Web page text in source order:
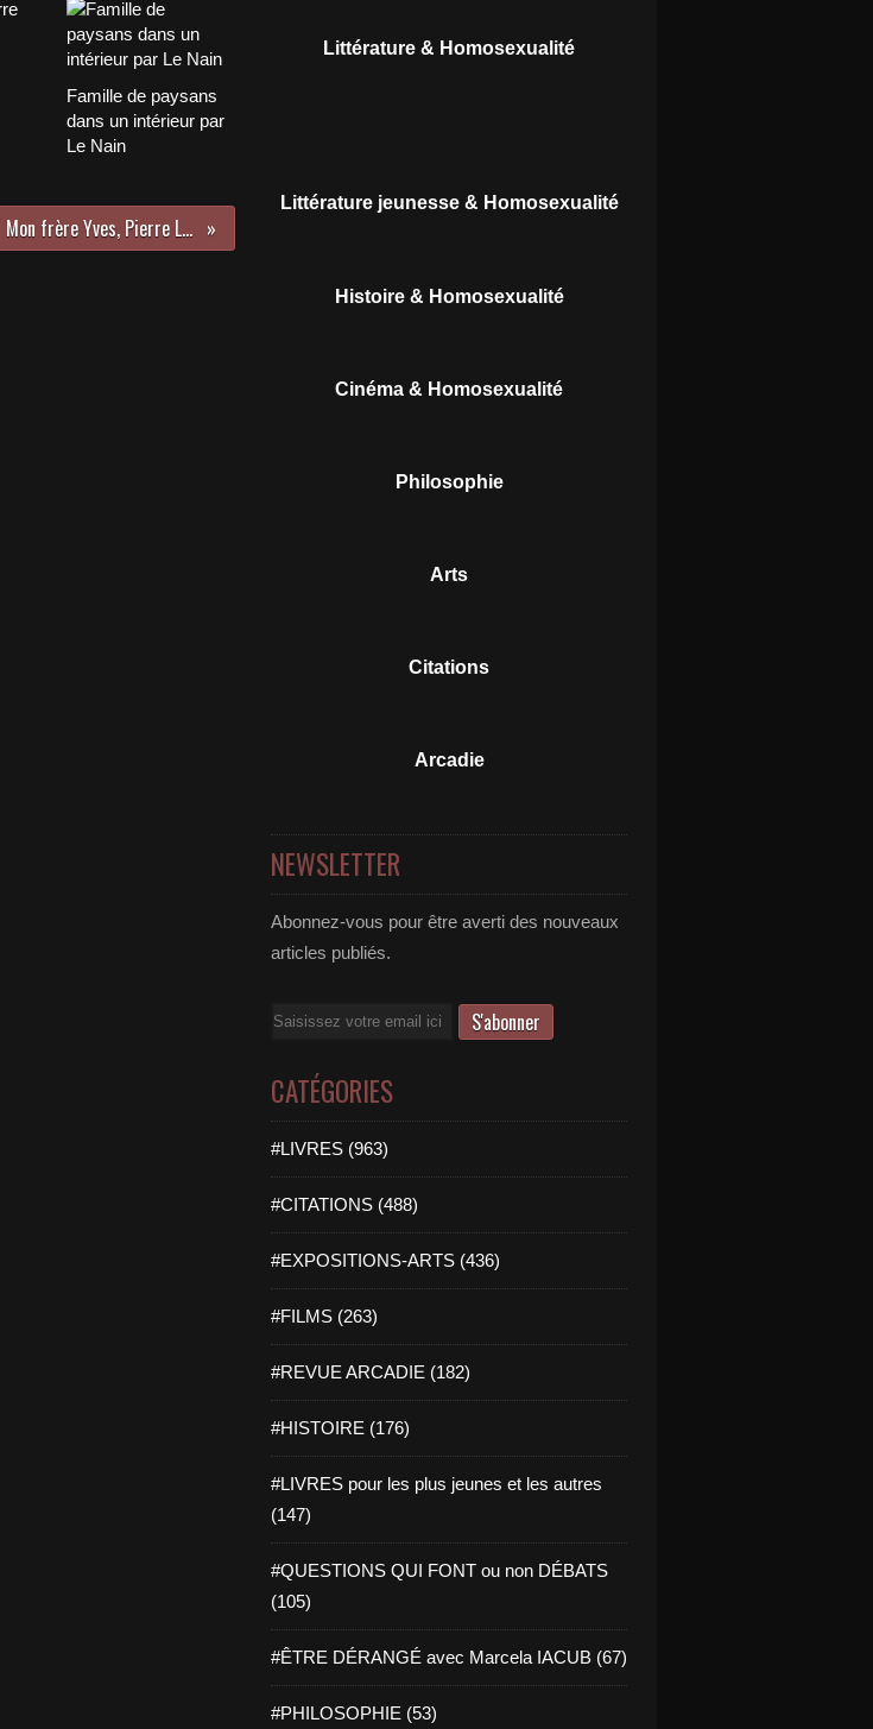
Famille de paysans
dans un intérieur par
Le Nain
Mon frère Yves, Pierre Loti
Littérature & Homosexualité
Littérature jeunesse & Homosexualité
Histoire & Homosexualité
Cinéma & Homosexualité
Philosophie
Arts
Citations
Arcadie
NEWSLETTER
Abonnez-vous pour être averti des nouveaux
articles publiés.
Email
CATÉGORIES
#LIVRES (963)
#CITATIONS (488)
#EXPOSITIONS-ARTS (436)
#FILMS (263)
#REVUE ARCADIE (182)
#HISTOIRE (176)
#LIVRES pour les plus jeunes et les autres
(147)
#QUESTIONS QUI FONT ou non DÉBATS
(105)
#ÊTRE DÉRANGÉ avec Marcela IACUB (67)
#PHILOSOPHIE (53)